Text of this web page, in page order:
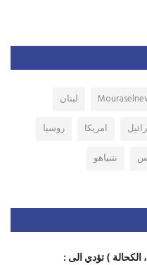
لبنان
امريكا
روسيا
نتنياهو
الكحالة ) تؤدي الى :